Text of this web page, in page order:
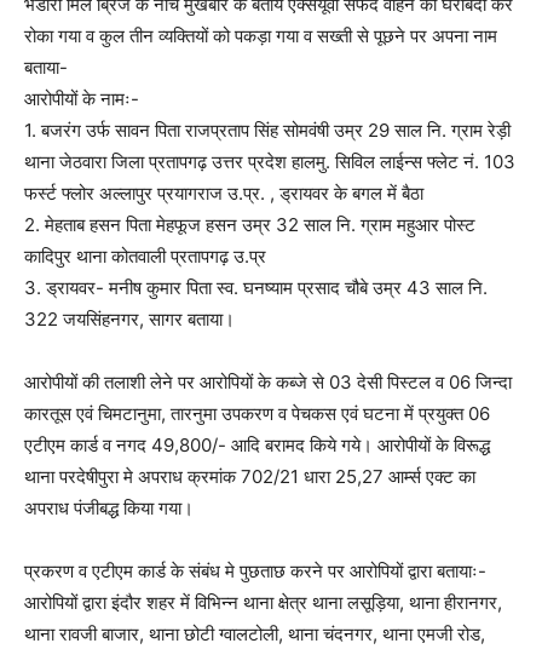
रोका गया व कुल तीन व्यक्तियों को पकड़ा गया व सख्ती से पूछने पर अपना नाम
बताया-
आरोपीयों के नामः-
1. बजरंग उर्फ सावन पिता राजप्रताप सिंह सोमवंषी उम्र 29 साल नि. ग्राम रेड़ी
थाना जेठवारा जिला प्रतापगढ़ उत्तर प्रदेश हालमु. सिविल लाईन्स फ्लेट नं. 103
फर्स्ट फ्लोर अल्लापुर प्रयागराज उ.प्र. , ड्रायवर के बगल में बैठा
2. मेहताब हसन पिता मेहफूज हसन उम्र 32 साल नि. ग्राम महुआर पोस्ट
कादिपुर थाना कोतवाली प्रतापगढ़ उ.प्र
3. ड्रायवर- मनीष कुमार पिता स्व. घनष्याम प्रसाद चौबे उम्र 43 साल नि.
322 जयसिंहनगर, सागर बताया।
आरोपीयों की तलाशी लेने पर आरोपियों के कब्जे से 03 देसी पिस्टल व 06 जिन्दा
कारतूस एवं चिमटानुमा, तारनुमा उपकरण व पेचकस एवं घटना में प्रयुक्त 06
एटीएम कार्ड व नगद 49,800/- आदि बरामद किये गये। आरोपीयों के विरूद्ध
थाना परदेषीपुरा मे अपराध क्रमांक 702/21 धारा 25,27 आर्म्स एक्ट का
अपराध पंजीबद्ध किया गया।
प्रकरण व एटीएम कार्ड के संबंध मे पुछताछ करने पर आरोपियों द्वारा बतायाः-
आरोपियों द्वारा इंदौर शहर में विभिन्न थाना क्षेत्र थाना लसूड़िया, थाना हीरानगर,
थाना रावजी बाजार, थाना छोटी ग्वालटोली, थाना चंदनगर, थाना एमजी रोड,